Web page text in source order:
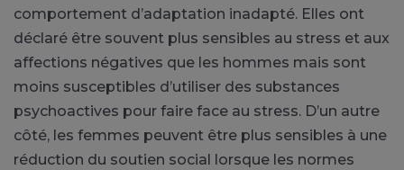
comportement d’adaptation inadapté. Elles ont
déclaré être souvent plus sensibles au stress et aux
affections négatives que les hommes mais sont
moins susceptibles d’utiliser des substances
psychoactives pour faire face au stress. D’un autre
côté, les femmes peuvent être plus sensibles à une
réduction du soutien social lorsque les normes